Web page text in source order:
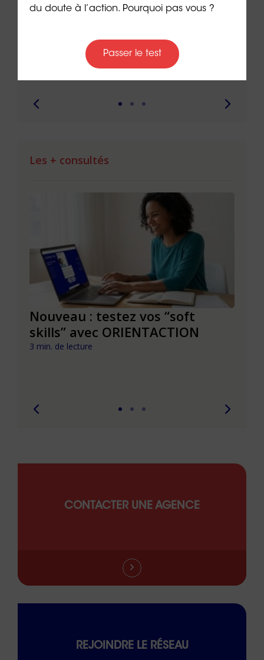
Réussir sa reconversion en
Provence-Alpes-Côte d’Azur
Les + consultés
Nouveau : testez vos “soft
skills” avec ORIENTACTION
3 min. de lecture
CONTACTER UNE AGENCE
REJOINDRE LE RÉSEAU
du doute à l’action. Pourquoi pas vous ?
Passer le test